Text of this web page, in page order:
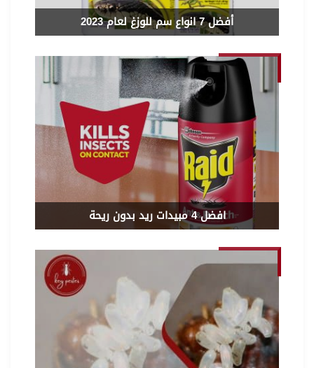
أفضل 7 انواع سم للوزغ لعام 2023
افضل 4 مبيدات ريد بدون ريحة